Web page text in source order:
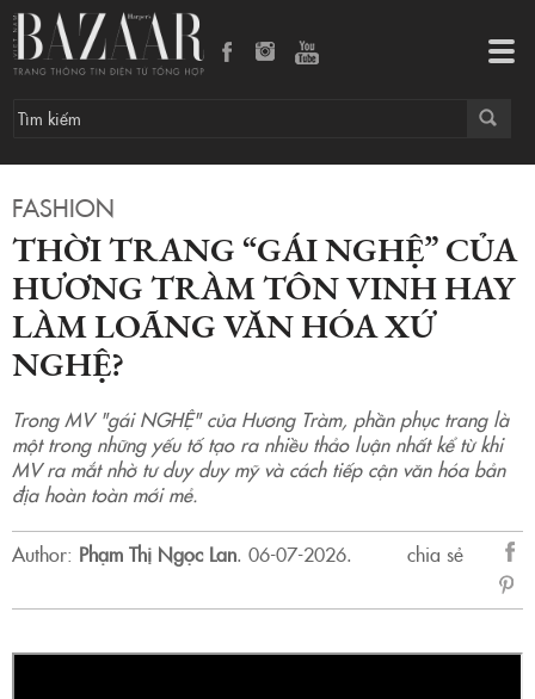
FASHION
THỜI TRANG “GÁI NGHỆ” CỦA
HƯƠNG TRÀM TÔN VINH HAY
LÀM LOÃNG VĂN HÓA XỨ
NGHỆ?
Trong MV "gái NGHỆ" của Hương Tràm, phần phục trang là
một trong những yếu tố tạo ra nhiều thảo luận nhất kể từ khi
MV ra mắt nhờ tư duy duy mỹ và cách tiếp cận văn hóa bản
địa hoàn toàn mới mẻ.
Author: Phạm Thị Ngọc Lan. 06-07-2026.
chia sẻ
sẻ